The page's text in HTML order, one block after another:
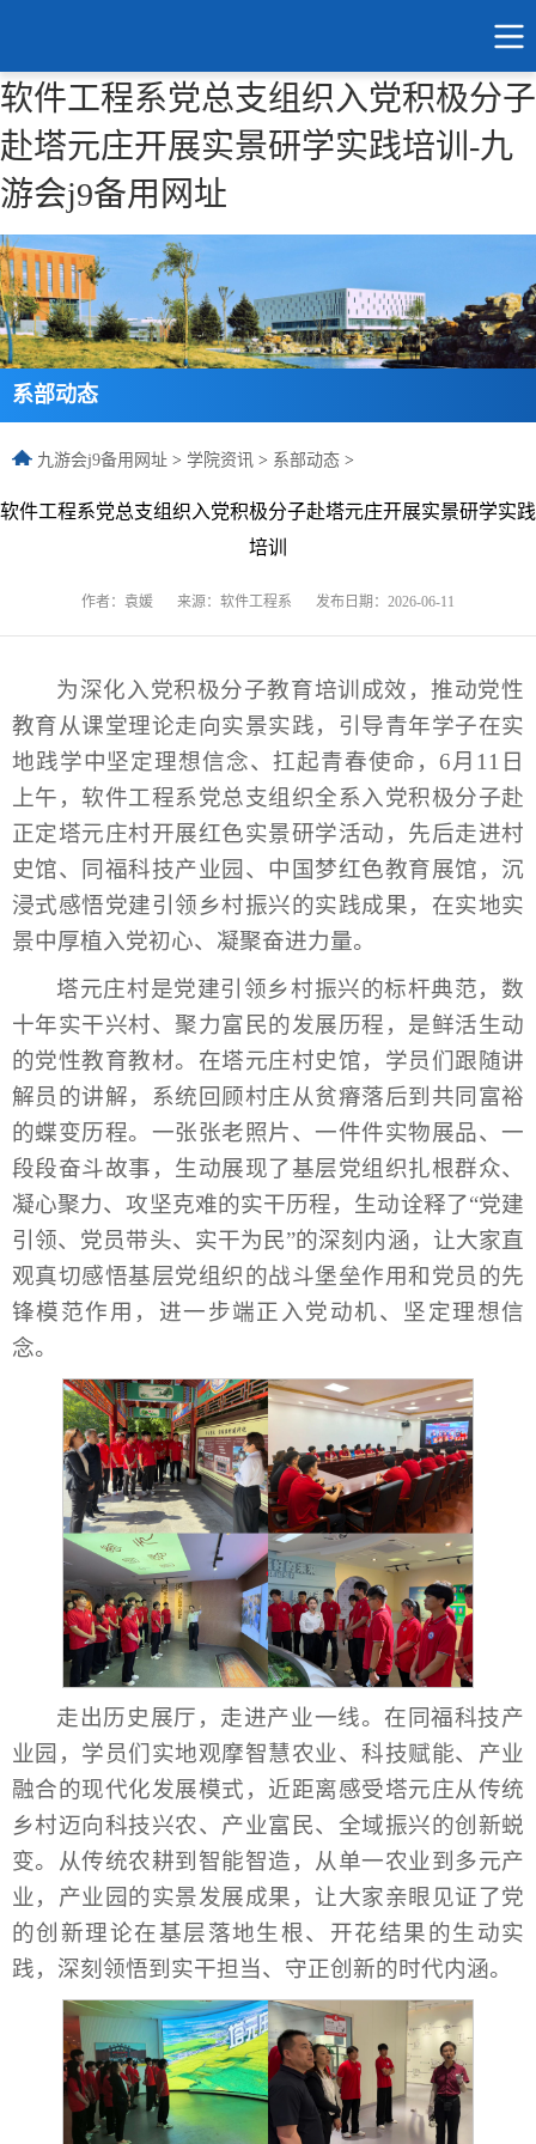
软件工程系党总支组织入党积极分子
赴塔元庄开展实景研学实践培训-九
游会j9备用网址
系部动态
九游会j9备用网址 > 学院资讯 > 系部动态 >
软件工程系党总支组织入党积极分子赴塔元庄开展实景研学实践
培训
作者：袁媛 来源：软件工程系 发布日期：2026-06-11
为深化入党积极分子教育培训成效，推动党性
教育从课堂理论走向实景实践，引导青年学子在实
地践学中坚定理想信念、扛起青春使命，6月11日
上午，软件工程系党总支组织全系入党积极分子赴
正定塔元庄村开展红色实景研学活动，先后走进村
史馆、同福科技产业园、中国梦红色教育展馆，沉
浸式感悟党建引领乡村振兴的实践成果，在实地实
景中厚植入党初心、凝聚奋进力量。
塔元庄村是党建引领乡村振兴的标杆典范，数
十年实干兴村、聚力富民的发展历程，是鲜活生动
的党性教育教材。在塔元庄村史馆，学员们跟随讲
解员的讲解，系统回顾村庄从贫瘠落后到共同富裕
的蝶变历程。一张张老照片、一件件实物展品、一
段段奋斗故事，生动展现了基层党组织扎根群众、
凝心聚力、攻坚克难的实干历程，生动诠释了“党建
引领、党员带头、实干为民”的深刻内涵，让大家直
观真切感悟基层党组织的战斗堡垒作用和党员的先
锋模范作用，进一步端正入党动机、坚定理想信
念。
走出历史展厅，走进产业一线。在同福科技产
业园，学员们实地观摩智慧农业、科技赋能、产业
融合的现代化发展模式，近距离感受塔元庄从传统
乡村迈向科技兴农、产业富民、全域振兴的创新蜕
变。从传统农耕到智能智造，从单一农业到多元产
业，产业园的实景发展成果，让大家亲眼见证了党
的创新理论在基层落地生根、开花结果的生动实
践，深刻领悟到实干担当、守正创新的时代内涵。